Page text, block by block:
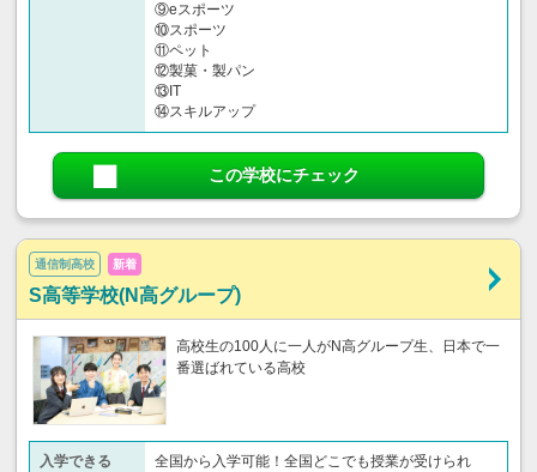
⑨eスポーツ
⑩スポーツ
⑪ペット
⑫製菓・製パン
⑬IT
⑭スキルアップ
この学校にチェック
通信制高校 新着
S高等学校(N高グループ)
高校生の100人に一人がN高グループ生、日本で一
番選ばれている高校
入学できる
全国から入学可能！全国どこでも授業が受けられ